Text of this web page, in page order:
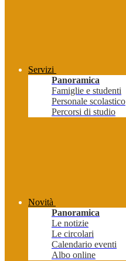
Servizi
Panoramica
Famiglie e studenti
Personale scolastico
Percorsi di studio
Novità
Panoramica
Le notizie
Le circolari
Calendario eventi
Albo online